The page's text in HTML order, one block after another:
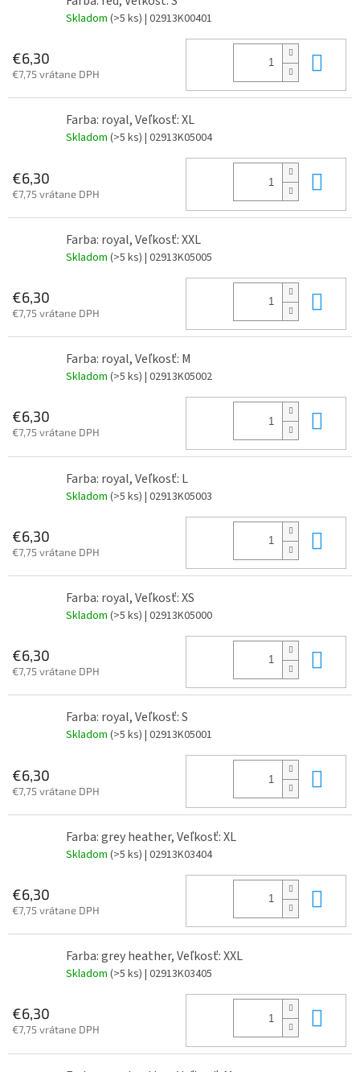
Skladom (>5 ks) | 02913K00401
€6,30
€7,75 vrátane DPH
Farba: royal, Veľkosť: XL
Skladom (>5 ks) | 02913K05004
€6,30
€7,75 vrátane DPH
Farba: royal, Veľkosť: XXL
Skladom (>5 ks) | 02913K05005
€6,30
€7,75 vrátane DPH
Farba: royal, Veľkosť: M
Skladom (>5 ks) | 02913K05002
€6,30
€7,75 vrátane DPH
Farba: royal, Veľkosť: L
Skladom (>5 ks) | 02913K05003
€6,30
€7,75 vrátane DPH
Farba: royal, Veľkosť: XS
Skladom (>5 ks) | 02913K05000
€6,30
€7,75 vrátane DPH
Farba: royal, Veľkosť: S
Skladom (>5 ks) | 02913K05001
€6,30
€7,75 vrátane DPH
Farba: grey heather, Veľkosť: XL
Skladom (>5 ks) | 02913K03404
€6,30
€7,75 vrátane DPH
Farba: grey heather, Veľkosť: XXL
Skladom (>5 ks) | 02913K03405
€6,30
€7,75 vrátane DPH